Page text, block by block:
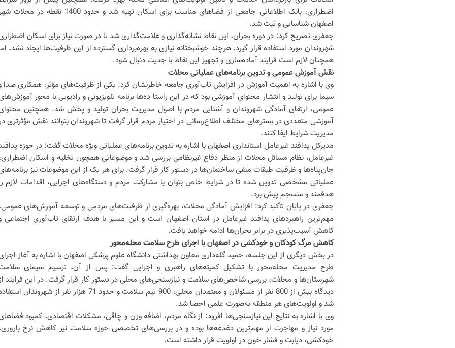
اضطراری، بانک اطلاعاتی جامعی از فضاهای مناسب برای اسکان تهیه شد و حدود 1400 نقطه در
اصفهان شناسایی و ثبت شد.
جعفری تصریح کرد: در دوره بحران، این نقاط نشانه‌گذاری و علامت‌گذاری شد تا در صورت نیاز برای اسکان
شهروندان مورد استفاده قرار گیرد. هرچند خوشبختانه نیازی به بهره‌برداری گسترده از این ظرفیت‌ها ایجاد نشد،
همچنان لازم است فرایند آماده‌سازی و تجهیز این نقاط با جدیت دنبال شود.
نقش آموزش عمومی و تدوین برنامه‌های عملیاتی محلات
وی با اشاره به اهمیت آموزش در افزایش تاب‌آوری جامعه خاطرنشان کرد: یکی از ظرفیت‌های مؤثر، همکاری صدا
سیما برای تولید و انتشار محتوای آموزشی بود که در این راستا ده‌ها برنامه تلویزیونی و رادیویی با محور
عمومی، ارتقای آمادگی شهروندان و آشنایی مردم با اصول مدیریت بحران تولید و پخش شد. همچنین
آموزشی متعددی در بسترهای مختلف اطلاع‌رسانی در اختیار مردم قرار گرفت تا شهروندان بتوانند نقش مؤثرتری
مدیریت شرایط ایفا کنند.
مدیرکل پدافند غیرعامل استانداری اصفهان با اشاره به تدوین برنامه‌های عملیاتی ویژه محلات گفت: در حوزه
غیرعامل، نظام مسائل محلات از منظر دفاع غیرنظامی بررسی شد و موضوعاتی همچون تخلیه و اسکان
جان‌پناه‌ها و ظرفیت طبقات منفی ساختمان‌ها در دستور کار قرار گرفت. برای هر یک از این موضوعات نیز
عملیاتی مشخصی تدوین شده تا در شرایط خاص بتوان با مشارکت مردم و دستگاه‌های اجرایی، اقدامات لازم
هدفمند و منسجم پیش برد.
جعفری در پایان تأکید کرد: افزایش آمادگی محلات، بهره‌گیری از ظرفیت‌های مردمی و توسعه آموزش‌های
مهم‌ترین راهبردهای پدافند غیرعامل در استان اصفهان است و این مسیر با هدف ارتقای تاب‌آوری اجتماعی
کاهش آسیب‌پذیری در برابر بحران‌ها ادامه خواهد یافت.
کاهش مرگ کودکان و خودکشی در اصفهان با اجرای طرح سلامت محله‌محور
در بخش دیگری از این جلسه، حمید گله‌داری معاون بهداشتی دانشگاه علوم پزشکی اصفهان با اشاره به آغاز
طرح مدیریت محله‌محور با تشکیل کمیته‌های راهبری و اجرایی گفت: پس از آن، ترسیم سیمای
شهرستان‌ها و محلات، بررسی شاخص‌های سلامت و نیازسنجی‌های محلی در دستور کار قرار گرفت. در این فرایند
دیدگاه بیش از 800 نفر از مسئولان و معتمدان محلی، 900 تیم سلامت و حدود 71 هزار نفر از شهروندان
شد و اولویت‌های هر منطقه به‌صورت علمی احصا شد.
وی با اشاره به نتایج این نیازسنجی‌ها افزود: از نگاه مردم، اضافه وزن و چاقی، مشکلات اقتصادی، کمبود
مورد نیاز و مهاجرت از مهم‌ترین دغدغه‌ها بوده و در بررسی‌های تخصصی حوزه سلامت نیز کاهش نرخ
خودکشی، دیابت و فشار خون در اولویت قرار داشته است.